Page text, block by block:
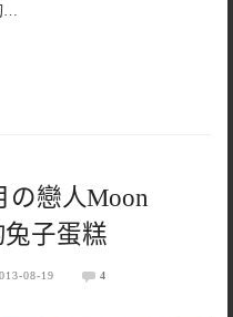
の戀人Moon
兔子蛋糕
08-19 4